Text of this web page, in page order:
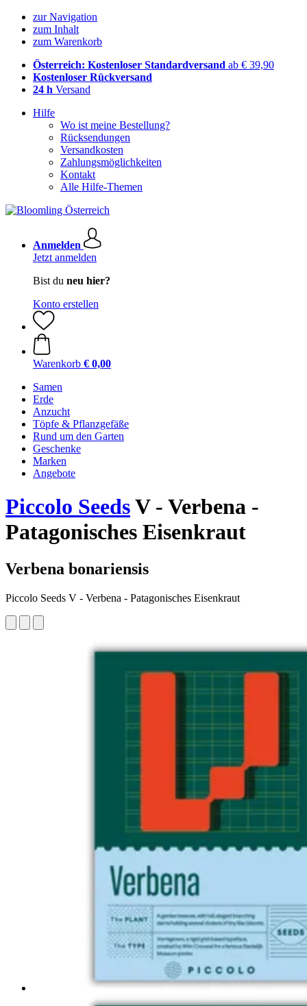
zur Navigation
zum Inhalt
zum Warenkorb
Österreich: Kostenloser Standardversand ab € 39,90
Kostenloser Rückversand
24 h Versand
Hilfe
Wo ist meine Bestellung?
Rücksendungen
Versandkosten
Zahlungsmöglichkeiten
Kontakt
Alle Hilfe-Themen
Anmelden
Jetzt anmelden
Bist du neu hier?
Konto erstellen
Warenkorb € 0,00
Samen
Erde
Anzucht
Töpfe & Pflanzgefäße
Rund um den Garten
Geschenke
Marken
Angebote
Piccolo SeedsV - Verbena -
Patagonisches Eisenkraut
Verbena bonariensis
Piccolo Seeds V - Verbena - Patagonisches Eisenkraut